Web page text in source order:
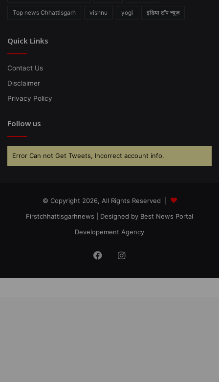
Top news Chhattisgarh vishnu yogi इंडिया टॉप न्यूज
Quick Links
Contact Us
Disclaimer
Privacy Policy
Follow us
Error Can not Get Tweets, Incorrect account info.
© Copyright 2026, All Rights Reserved |
Firstchhattisgarhnews | Designed by Best News Portal
Developement Agency
FacebookInstagram